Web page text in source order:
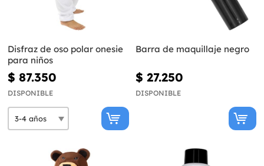
Disfraz de oso polar onesie
para niños
$ 87.350
DISPONIBLE
Barra de maquillaje negro
$ 27.250
DISPONIBLE